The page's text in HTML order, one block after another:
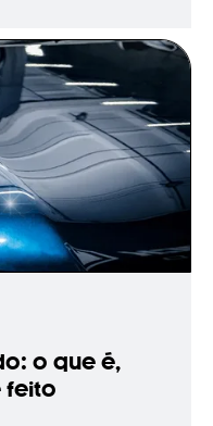
o que é,
feito